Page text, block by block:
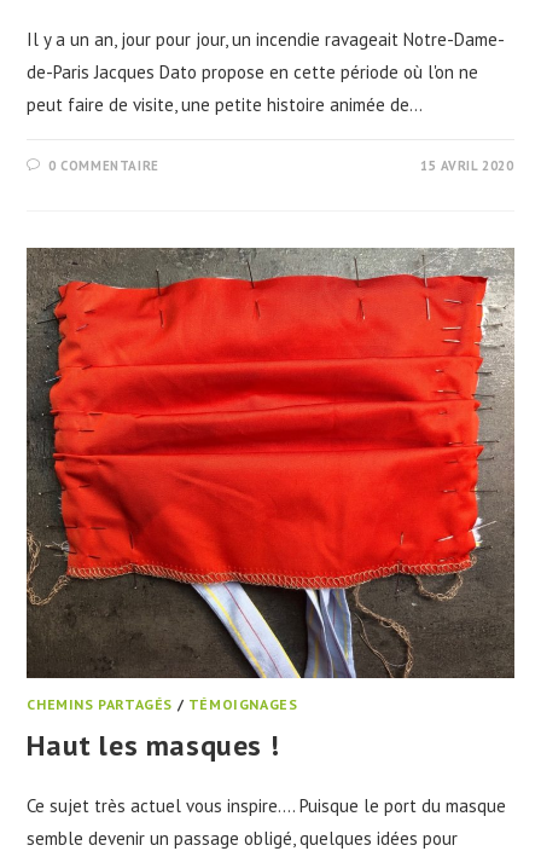
Il y a un an, jour pour jour, un incendie ravageait Notre-Dame-
de-Paris Jacques Dato propose en cette période où l'on ne
peut faire de visite, une petite histoire animée de…
0 COMMENTAIRE 15 AVRIL 2020
CHEMINS PARTAGÉS / TÉMOIGNAGES
Haut les masques !
Ce sujet très actuel vous inspire…. Puisque le port du masque
semble devenir un passage obligé, quelques idées pour